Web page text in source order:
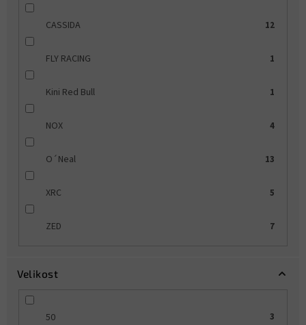
CASSIDA 12
FLY RACING 1
Kini Red Bull 1
NOX 4
O´Neal 13
XRC 5
ZED 7
Velikost
50 3